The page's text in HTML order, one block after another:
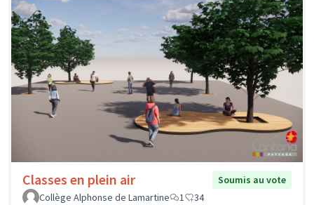
Classes en plein air
Soumis au vote
Collège Alphonse de Lamartine
1 34